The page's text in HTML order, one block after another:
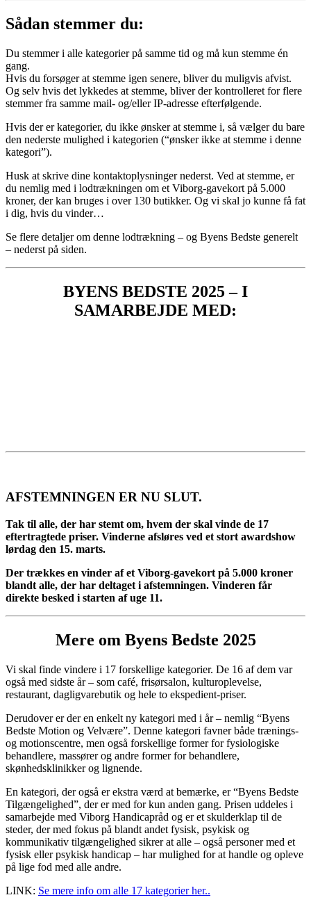
Sådan stemmer du:
Du stemmer i alle kategorier på samme tid og må kun stemme én
gang.
Hvis du forsøger at stemme igen senere, bliver du muligvis afvist.
Og selv hvis det lykkedes at stemme, bliver der kontrolleret for flere
stemmer fra samme mail- og/eller IP-adresse efterfølgende.
Hvis der er kategorier, du ikke ønsker at stemme i, så vælger du bare
den nederste mulighed i kategorien (“ønsker ikke at stemme i denne
kategori”).
Husk at skrive dine kontaktoplysninger nederst. Ved at stemme, er
du nemlig med i lodtrækningen om et Viborg-gavekort på 5.000
kroner, der kan bruges i over 130 butikker. Og vi skal jo kunne få fat
i dig, hvis du vinder…
Se flere detaljer om denne lodtrækning – og Byens Bedste generelt
– nederst på siden.
BYENS BEDSTE 2025 – I
SAMARBEJDE MED:
AFSTEMNINGEN ER NU SLUT.
Tak til alle, der har stemt om, hvem der skal vinde de 17
eftertragtede priser. Vinderne afsløres ved et stort awardshow
lørdag den 15. marts.
Der trækkes en vinder af et Viborg-gavekort på 5.000 kroner
blandt alle, der har deltaget i afstemningen. Vinderen får
direkte besked i starten af uge 11.
Mere om Byens Bedste 2025
Vi skal finde vindere i 17 forskellige kategorier. De 16 af dem var
også med sidste år – som café, frisørsalon, kulturoplevelse,
restaurant, dagligvarebutik og hele to ekspedient-priser.
Derudover er der en enkelt ny kategori med i år – nemlig “Byens
Bedste Motion og Velvære”. Denne kategori favner både trænings-
og motionscentre, men også forskellige former for fysiologiske
behandlere, massører og andre former for behandlere,
skønhedsklinikker og lignende.
En kategori, der også er ekstra værd at bemærke, er “Byens Bedste
Tilgængelighed”, der er med for kun anden gang. Prisen uddeles i
samarbejde med Viborg Handicapråd og er et skulderklap til de
steder, der med fokus på blandt andet fysisk, psykisk og
kommunikativ tilgængelighed sikrer at alle – også personer med et
fysisk eller psykisk handicap – har mulighed for at handle og opleve
på lige fod med alle andre.
LINK: Se mere info om alle 17 kategorier her..